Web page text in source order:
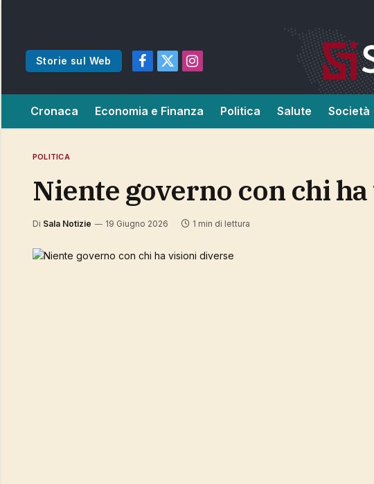
Storie sul Web
Facebook
X
Instagram
Cronaca Economia e Finanza Politica Salute Società
POLITICA
Niente governo con chi
Di Sala Notizie 19 Giugno 2026 1 min di lettura